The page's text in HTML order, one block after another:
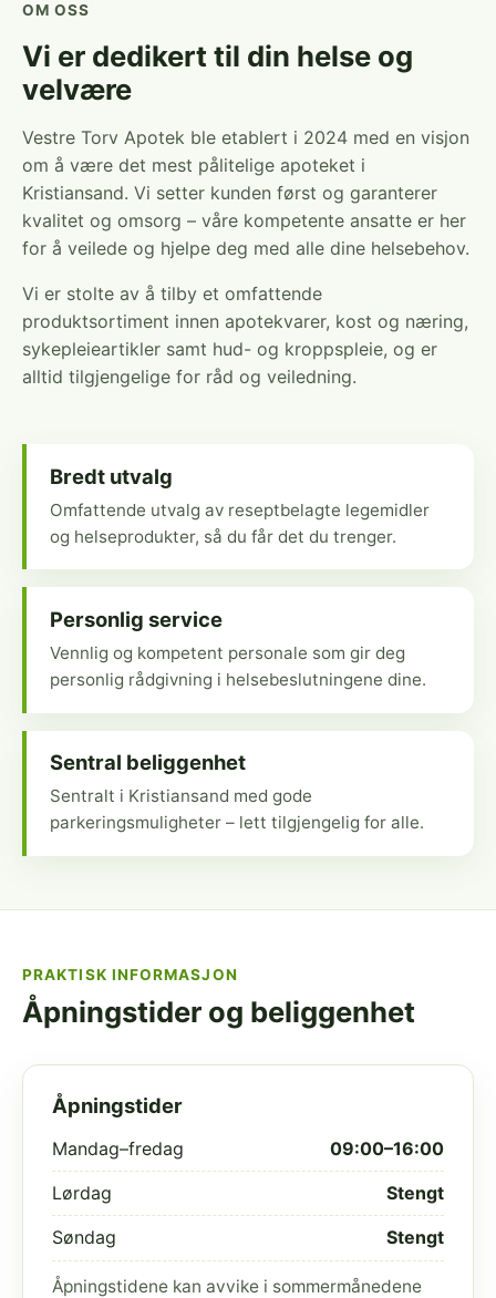
OM OSS
Vi er dedikert til din helse og
velvære
Vestre Torv Apotek ble etablert i 2024 med en visjon
om å være det mest pålitelige apoteket i
Kristiansand. Vi setter kunden først og garanterer
kvalitet og omsorg – våre kompetente ansatte er her
for å veilede og hjelpe deg med alle dine helsebehov.
Vi er stolte av å tilby et omfattende
produktsortiment innen apotekvarer, kost og næring,
sykepleieartikler samt hud- og kroppspleie, og er
alltid tilgjengelige for råd og veiledning.
Bredt utvalg
Omfattende utvalg av reseptbelagte legemidler
og helseprodukter, så du får det du trenger.
Personlig service
Vennlig og kompetent personale som gir deg
personlig rådgivning i helsebeslutningene dine.
Sentral beliggenhet
Sentralt i Kristiansand med gode
parkeringsmuligheter – lett tilgjengelig for alle.
PRAKTISK INFORMASJON
Åpningstider og beliggenhet
Åpningstider
Mandag–fredag 09:00–16:00
Lørdag Stengt
Søndag Stengt
Åpningstidene kan avvike i sommermånedene